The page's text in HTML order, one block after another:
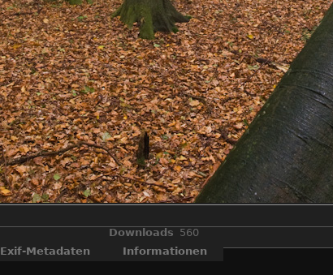
Downloads 560
Exif-Metadaten
Informationen